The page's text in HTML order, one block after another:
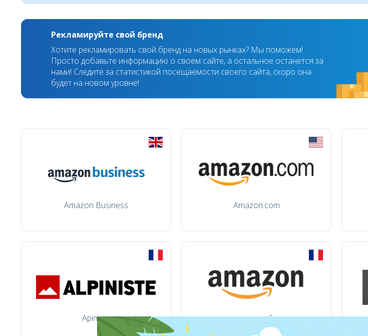
Рекламируйте свой бренд
Хотите рекламировать свой бренд на новых рынках? Мы поможем!
Просто добавьте информацию о своем сайте, а остальное останется за
нами! Следите за статистикой посещаемости своего сайта, скоро она
будет на новом уровне!
Amazon Business Amazon.com
Apiniste amazon.fr